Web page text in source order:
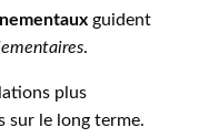
guident
.
plus
sur le long terme.